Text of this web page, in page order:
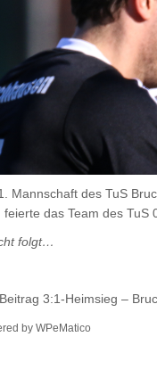
Mannschaft des TuS
feierte das Team des
folgt…
3:1-Heimsieg –
by WPeMatico